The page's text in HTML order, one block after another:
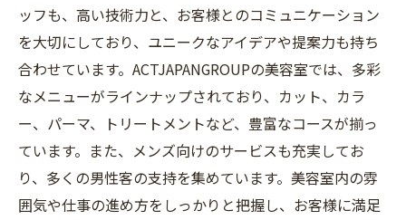
ッフも、高い技術力と、お客様とのコミュニケーション
を大切にしており、ユニークなアイデアや提案力も持ち
合わせています。ACTJAPANGROUPの美容室では、多彩
なメニューがラインナップされており、カット、カラ
ー、パーマ、トリートメントなど、豊富なコースが揃っ
ています。また、メンズ向けのサービスも充実してお
り、多くの男性客の支持を集めています。美容室内の雰
囲気や仕事の進め方をしっかりと把握し、お客様に満足